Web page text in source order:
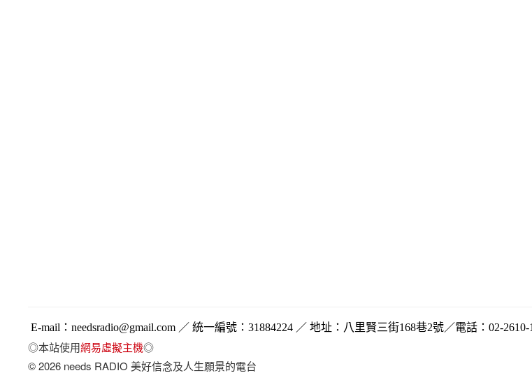
E-mail ： needsradio@gmail.com ／ 統一編號： 31884224 ／ 地址：八里賢三街168巷2號／電話：02-2610-
◎本站使用網易虛擬主機◎
© 2026 needs RADIO 美好信念及人生願景的電台